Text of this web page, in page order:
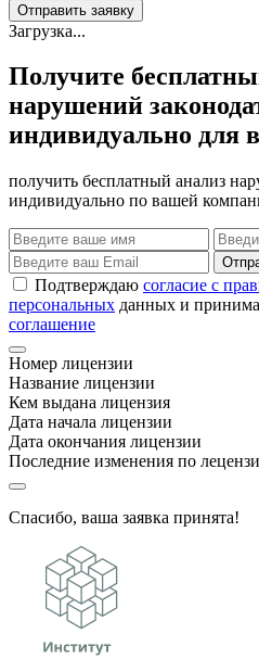
Отправить заявку
Загрузка...
Получите
нарушений
индивидуально для
получить бесплатный анализ
индивидуально по вашей
Подтверждаю согласие с
персональных данных и
соглашение
Номер лицензии
Название лицензии
Кем выдана лицензия
Дата начала лицензии
Дата окончания лицензии
Последние изменения по
Спасибо, ваша заявка принята!